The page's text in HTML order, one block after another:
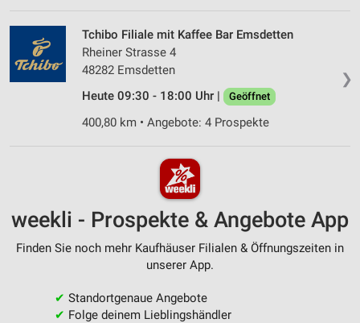
❯
Tchibo Filiale mit Kaffee Bar Emsdetten
Rheiner Strasse 4
48282 Emsdetten
Heute 09:30 - 18:00 Uhr |
Geöffnet
400,80 km • Angebote: 4 Prospekte
weekli - Prospekte & Angebote App
Finden Sie noch mehr Kaufhäuser Filialen & Öffnungszeiten in
unserer App.
✔ Standortgenaue Angebote
✔ Folge deinem Lieblingshändler